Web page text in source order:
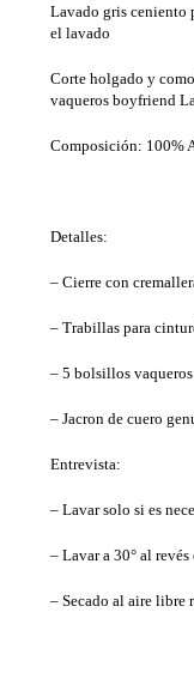
Lavado gris ceniento
el lavado
Corte holgado y
vaqueros boyfriend
Composición: 100%
Detalles:
– Cierre con
– Trabillas para
– 5 bolsillos vaqueros
– Jacron de cuero
Entrevista:
– Lavar solo si es
– Lavar a 30° al
– Secado al aire libre